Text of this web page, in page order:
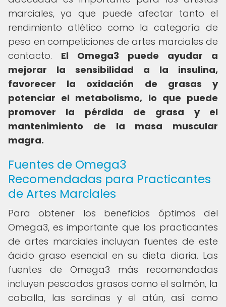
marciales, ya que puede afectar tanto el
rendimiento atlético como la categoría de
peso en competiciones de artes marciales de
contacto. El Omega3 puede ayudar a
mejorar la sensibilidad a la insulina,
favorecer la oxidación de grasas y
potenciar el metabolismo, lo que puede
promover la pérdida de grasa y el
mantenimiento de la masa muscular
magra.
Fuentes de Omega3
Recomendadas para Practicantes
de Artes Marciales
Para obtener los beneficios óptimos del
Omega3, es importante que los practicantes
de artes marciales incluyan fuentes de este
ácido graso esencial en su dieta diaria. Las
fuentes de Omega3 más recomendadas
incluyen pescados grasos como el salmón, la
caballa, las sardinas y el atún, así como